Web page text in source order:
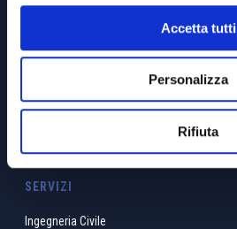
Accetta tutti
Personalizza
Rifiuta
Capitale Sociale € 10’920
Privacy & Cookie Policy
SERVIZI
Ingegneria Civile